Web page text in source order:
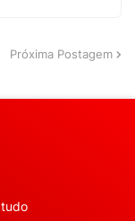
Próxima Postagem